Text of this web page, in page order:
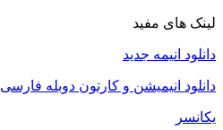
لینک های مفید
دانلود انیمه جدید
دانلود انیمیشن و کارتون دوبله فارسی
یکانسر